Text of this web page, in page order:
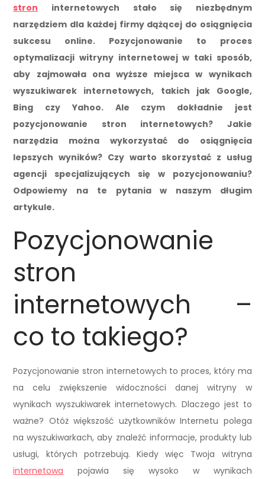
stron internetowych stało się niezbędnym
narzędziem dla każdej firmy dążącej do osiągnięcia
sukcesu online. Pozycjonowanie to proces
optymalizacji witryny internetowej w taki sposób,
aby zajmowała ona wyższe miejsca w wynikach
wyszukiwarek internetowych, takich jak Google,
Bing czy Yahoo. Ale czym dokładnie jest
pozycjonowanie stron internetowych? Jakie
narzędzia można wykorzystać do osiągnięcia
lepszych wyników? Czy warto skorzystać z usług
agencji specjalizujących się w pozycjonowaniu?
Odpowiemy na te pytania w naszym długim
artykule.
Pozycjonowanie
stron
internetowych –
co to takiego?
Pozycjonowanie stron internetowych to proces, który ma
na celu zwiększenie widoczności danej witryny w
wynikach wyszukiwarek internetowych. Dlaczego jest to
ważne? Otóż większość użytkowników Internetu polega
na wyszukiwarkach, aby znaleźć informacje, produkty lub
usługi, których potrzebują. Kiedy więc Twoja witryna
internetowa pojawia się wysoko w wynikach